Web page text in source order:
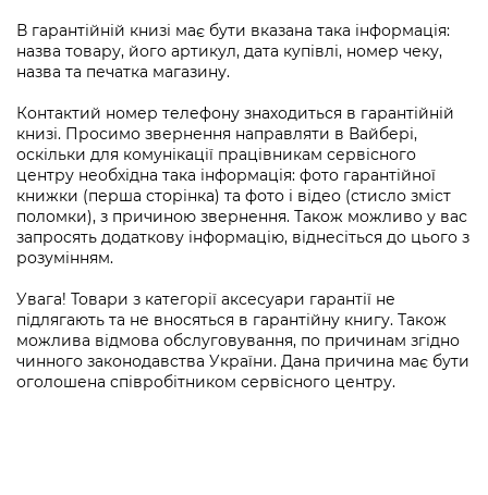
В гарантійній книзі має бути вказана така інформація:
назва товару, його артикул, дата купівлі, номер чеку,
назва та печатка магазину.
Контактий номер телефону знаходиться в гарантійній
книзі. Просимо звернення направляти в Вайбері,
оскільки для комунікації працівникам сервісного
центру необхідна така інформація: фото гарантійної
книжки (перша сторінка) та фото і відео (стисло зміст
поломки), з причиною звернення. Також можливо у вас
запросять додаткову інформацію, віднесіться до цього з
розумінням.
Увага! Товари з категорії аксесуари гарантії не
підлягають та не вносяться в гарантійну книгу. Також
можлива відмова обслуговування, по причинам згідно
чинного законодавства України. Дана причина має бути
оголошена співробітником сервісного центру.